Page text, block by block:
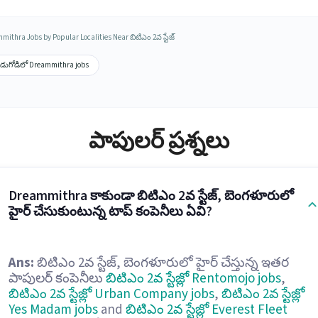
Jobs by Popular Localities Near బిటిఎం 2వ స్టేజ్
Dreammithra jobs
పాపులర్ ప్రశ్నలు
Dreammithra కాకుండా బిటిఎం 2వ స్టేజ్, బెంగళూరులో
హైర్ చేసుకుంటున్న టాప్ కంపెనీలు ఏవి?
Ans:బిటిఎం 2వ స్టేజ్, బెంగళూరులో హైర్ చేస్తున్న ఇతర
పాపులర్ కంపెనీలుబిటిఎం 2వ స్టేజ్లో Rentomojo jobs,
బిటిఎం 2వ స్టేజ్లో Urban Company jobs,బిటిఎం 2వ స్టేజ్లో
Yes Madam jobsand బిటిఎం 2వ స్టేజ్లో Everest Fleet